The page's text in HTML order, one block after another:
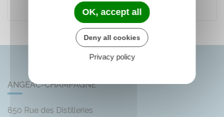
ANGEAC-CHAMPAGNE
850 Rue des Distilleries
OK, accept all
Deny all cookies
Privacy policy